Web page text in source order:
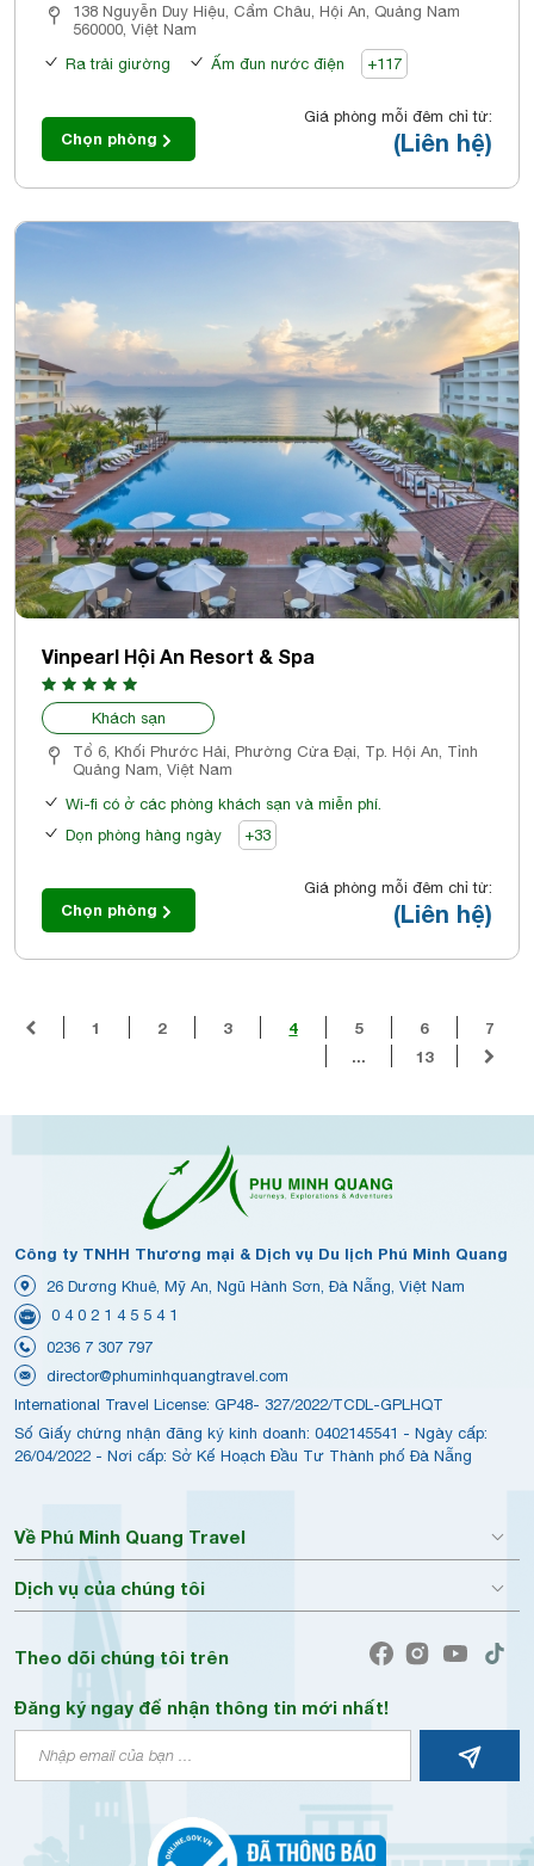
138 Nguyễn Duy Hiệu, Cẩm Châu, Hội An, Quảng Nam
560000, Việt Nam
Ra trải giường
Ấm đun nước điện +117
Giá phòng mỗi đêm chỉ từ:
(Liên hệ)
Chọn phòng
Vinpearl Hội An Resort & Spa
Khách sạn
Tổ 6, Khối Phước Hải, Phường Cửa Đại, Tp. Hội An, Tỉnh
Quảng Nam, Việt Nam
Wi-fi có ở các phòng khách sạn và miễn phí.
Dọn phòng hàng ngày
+33
Giá phòng mỗi đêm chỉ từ:
(Liên hệ)
Chọn phòng
1 2 3 4 5 6
7
...
13
Công ty TNHH Thương mại & Dịch vụ Du lịch Phú Minh Quang
26 Dương Khuê, Mỹ An, Ngũ Hành Sơn, Đà Nẵng, Việt Nam
0 4 0 2 1 4 5 5 4 1
0236 7 307 797
director@phuminhquangtravel.com
International Travel License: GP48- 327/2022/TCDL-GPLHQT
Số Giấy chứng nhận đăng ký kinh doanh: 0402145541 - Ngày cấp:
26/04/2022 - Nơi cấp: Sở Kế Hoạch Đầu Tư Thành phố Đà Nẵng
Về Phú Minh Quang Travel
Dịch vụ của chúng tôi
Theo dõi chúng tôi trên
Đăng ký ngay để nhận thông tin mới nhất!